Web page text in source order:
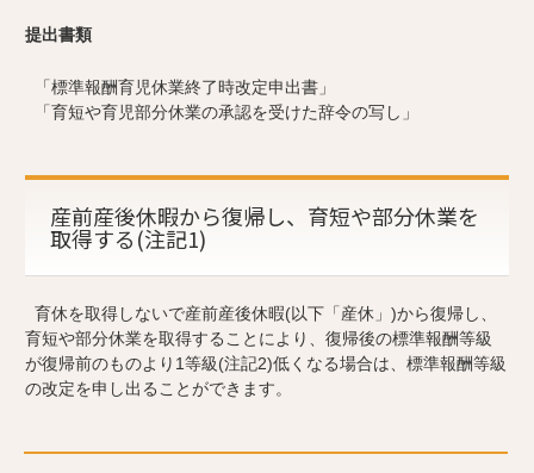
提出書類
「標準報酬育児休業終了時改定申出書」
「育短や育児部分休業の承認を受けた辞令の写し」
産前産後休暇から復帰し、育短や部分休業を
取得する(注記1)
育休を取得しないで産前産後休暇(以下「産休」)から復帰し、
育短や部分休業を取得することにより、復帰後の標準報酬等級
が復帰前のものより1等級(注記2)低くなる場合は、標準報酬等級
の改定を申し出ることができます。